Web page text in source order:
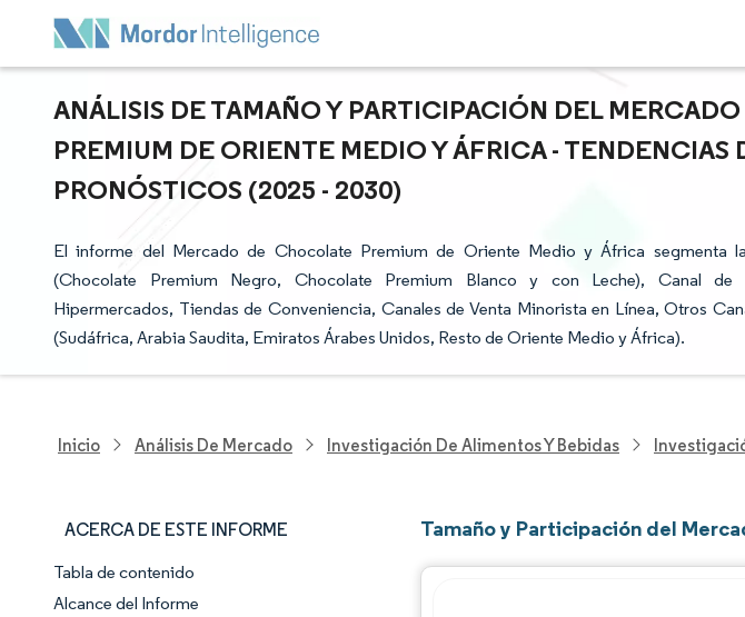
ANÁLISIS DE TAMAÑO Y PARTICIPACIÓN DEL
PREMIUM DE ORIENTE MEDIO Y ÁFRICA - TENDENCIAS
PRONÓSTICOS (2025 - 2030)
El informe del Mercado de Chocolate Premium de Oriente Medio y África segmenta
(Chocolate Premium Negro, Chocolate Premium Blanco y con Leche), Canal de
Hipermercados, Tiendas de Conveniencia, Canales de Venta Minorista en Línea, Otros
(Sudáfrica, Arabia Saudita, Emiratos Árabes Unidos, Resto de Oriente Medio y África).
Inicio Análisis De Mercado Investigación De Alimentos Y Bebidas
ACERCA DE ESTE INFORME
Panorama del Mercado
Tabla de contenido
Alcance del Informe
Tamaño y Participación del